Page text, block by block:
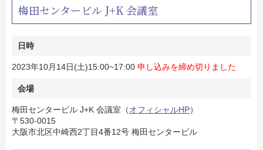
梅田センタービル J+K 会議室
日時
2023年10月14日(土)15:00~17:00 申し込みを締め切りました
会場
梅田センタービル J+K 会議室（オフィシャルHP）
〒530-0015
大阪市北区中崎西2丁目4番12号 梅田センタービル